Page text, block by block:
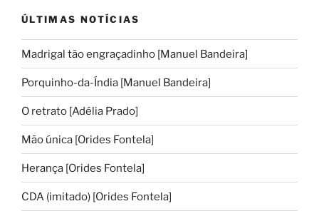
ÚLTIMAS NOTÍCIAS
Madrigal tão engraçadinho [Manuel Bandeira]
Porquinho-da-Índia [Manuel Bandeira]
O retrato [Adélia Prado]
Mão única [Orides Fontela]
Herança [Orides Fontela]
CDA (imitado) [Orides Fontela]